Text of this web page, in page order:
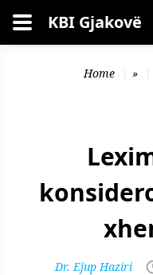
Kërko KBI Gjakovë
Home »
Dr. Ejup Haziri